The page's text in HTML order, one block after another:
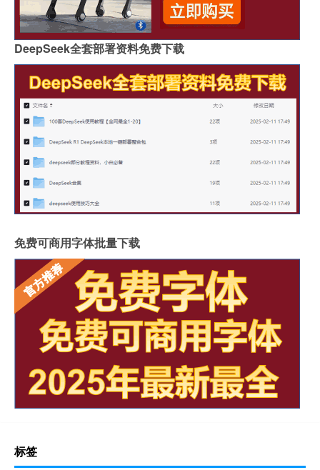
DeepSeek全套部署资料免费下载
免费可商用字体批量下载
标签